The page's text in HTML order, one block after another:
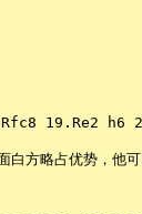
方略占优势，他